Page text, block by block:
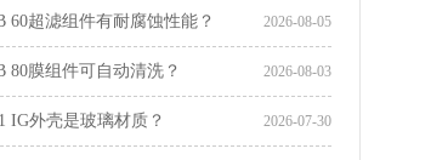
2026-08-05
60超滤组件有耐腐蚀性能？
2026-08-03
80膜组件可自动清洗？
2026-07-30
IG外壳是玻璃材质？